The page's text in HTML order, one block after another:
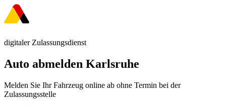
digitaler Zulassungsdienst
Auto abmelden Karlsruhe
Melden Sie Ihr Fahrzeug online ab ohne Termin bei der
Zulassungsstelle